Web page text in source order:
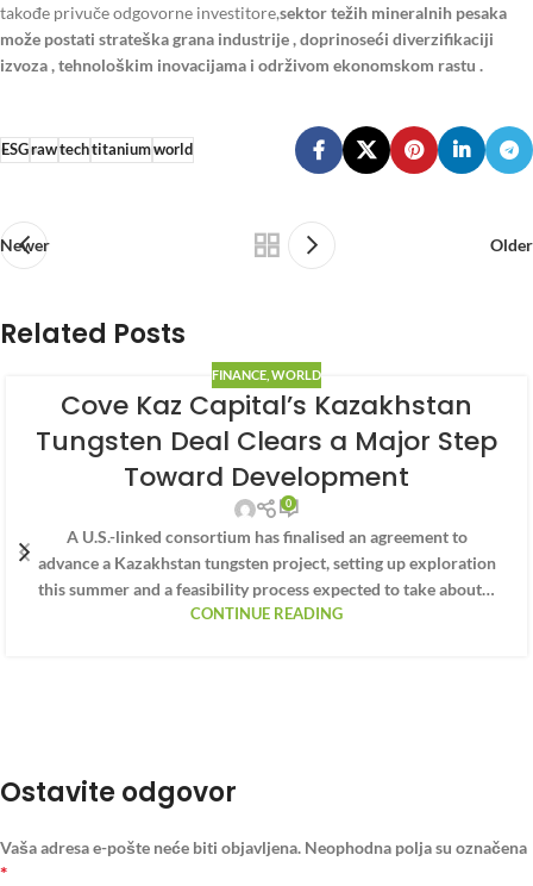
takođe privuče odgovorne investitore,sektor težih mineralnih pesaka
može postati strateška grana industrije, doprinoseći diverzifikaciji
izvoza , tehnološkim inovacijama i održivom ekonomskom rastu .
ESGrawtechtitaniumworld
Newer Older
Related Posts
FINANCE WORLD
Cove Kaz Capital’s Kazakhstan
Tungsten Deal Clears a Major Step
Toward Development
0
A U.S.-linked consortium has finalised an agreement to
advance a Kazakhstan tungsten project, setting up exploration
this summer and a feasibility process expected to take about…
CONTINUE READING
Ostavite odgovor
Vaša adresa e-pošte neće biti objavljena. Neophodna polja su označena
*